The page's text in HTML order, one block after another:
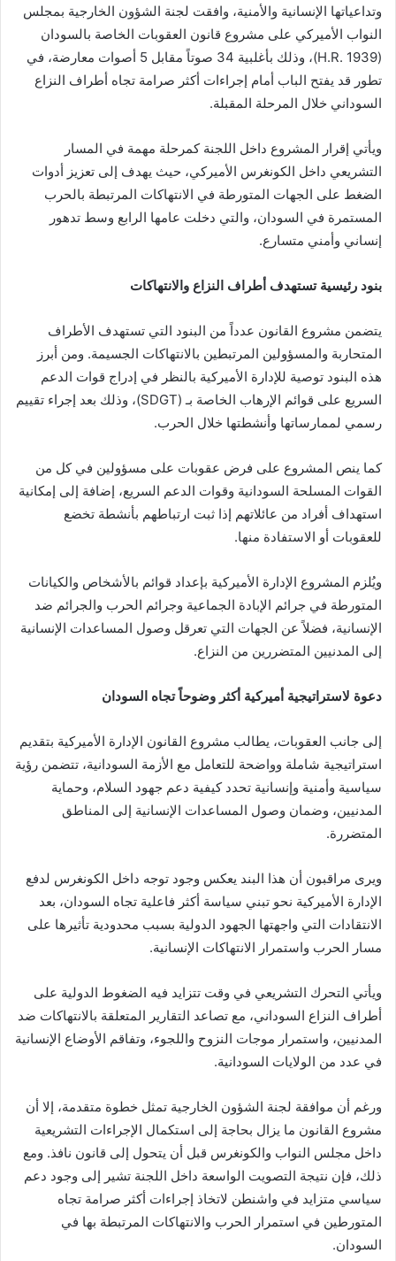
وتداعياتها الإنسانية والأمنية، وافقت لجنة الشؤون الخارجية بمجلس
النواب الأميركي على مشروع قانون العقوبات الخاصة بالسودان
(H.R. 1939)، وذلك بأغلبية 34 صوتاً مقابل 5 أصوات معارضة، في
تطور قد يفتح الباب أمام إجراءات أكثر صرامة تجاه أطراف النزاع
السوداني خلال المرحلة المقبلة.
ويأتي إقرار المشروع داخل اللجنة كمرحلة مهمة في المسار
التشريعي داخل الكونغرس الأميركي، حيث يهدف إلى تعزيز أدوات
الضغط على الجهات المتورطة في الانتهاكات المرتبطة بالحرب
المستمرة في السودان، والتي دخلت عامها الرابع وسط تدهور
إنساني وأمني متسارع.
بنود رئيسية تستهدف أطراف النزاع والانتهاكات
يتضمن مشروع القانون عدداً من البنود التي تستهدف الأطراف
المتحاربة والمسؤولين المرتبطين بالانتهاكات الجسيمة. ومن أبرز
هذه البنود توصية للإدارة الأميركية بالنظر في إدراج قوات الدعم
السريع على قوائم الإرهاب الخاصة بـ (SDGT)، وذلك بعد إجراء تقييم
رسمي لممارساتها وأنشطتها خلال الحرب.
كما ينص المشروع على فرض عقوبات على مسؤولين في كل من
القوات المسلحة السودانية وقوات الدعم السريع، إضافة إلى إمكانية
استهداف أفراد من عائلاتهم إذا ثبت ارتباطهم بأنشطة تخضع
للعقوبات أو الاستفادة منها.
ويُلزم المشروع الإدارة الأميركية بإعداد قوائم بالأشخاص والكيانات
المتورطة في جرائم الإبادة الجماعية وجرائم الحرب والجرائم ضد
الإنسانية، فضلاً عن الجهات التي تعرقل وصول المساعدات الإنسانية
إلى المدنيين المتضررين من النزاع.
دعوة لاستراتيجية أميركية أكثر وضوحاً تجاه السودان
إلى جانب العقوبات، يطالب مشروع القانون الإدارة الأميركية بتقديم
استراتيجية شاملة وواضحة للتعامل مع الأزمة السودانية، تتضمن رؤية
سياسية وأمنية وإنسانية تحدد كيفية دعم جهود السلام، وحماية
المدنيين، وضمان وصول المساعدات الإنسانية إلى المناطق
المتضررة.
ويرى مراقبون أن هذا البند يعكس وجود توجه داخل الكونغرس لدفع
الإدارة الأميركية نحو تبني سياسة أكثر فاعلية تجاه السودان، بعد
الانتقادات التي واجهتها الجهود الدولية بسبب محدودية تأثيرها على
مسار الحرب واستمرار الانتهاكات الإنسانية.
ويأتي التحرك التشريعي في وقت تتزايد فيه الضغوط الدولية على
أطراف النزاع السوداني، مع تصاعد التقارير المتعلقة بالانتهاكات ضد
المدنيين، واستمرار موجات النزوح واللجوء، وتفاقم الأوضاع الإنسانية
في عدد من الولايات السودانية.
ورغم أن موافقة لجنة الشؤون الخارجية تمثل خطوة متقدمة، إلا أن
مشروع القانون ما يزال بحاجة إلى استكمال الإجراءات التشريعية
داخل مجلس النواب والكونغرس قبل أن يتحول إلى قانون نافذ. ومع
ذلك، فإن نتيجة التصويت الواسعة داخل اللجنة تشير إلى وجود دعم
سياسي متزايد في واشنطن لاتخاذ إجراءات أكثر صرامة تجاه
المتورطين في استمرار الحرب والانتهاكات المرتبطة بها في
السودان.